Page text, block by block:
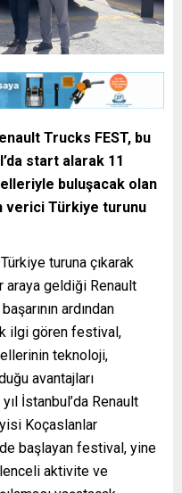
Trucks FEST, bu
start alarak 11
buluşacak olan
verici Türkiye turunu
turuna çıkarak
araya geldiği Renault
ardından
ilgi gören festival,
teknoloji,
avantajları
İstanbul’da Renault
Koçaslanlar
başlayan festival, yine
aktivite ve